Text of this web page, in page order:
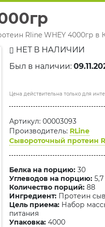
Rline WHEY 4000гр в
НЕТ В НАЛИЧИИ
Был в наличии:
Цена действительна только для
Артикул: 00003093
Производитель: RLine
Сывороточный протеин
Белка на порцию: 30
Углеводов на порцию: 5,7
Количество порций: 88
Ингредиент: Протеин
Цель приема: Набор
питания
Упаковка: 4000